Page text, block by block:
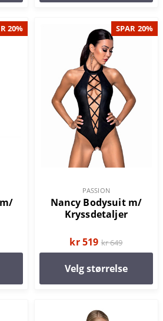
20% SPAR 20%
PASSION
Nancy Bodysuit m/
Kryssdetaljer
kr 519 kr 649
Velg størrelse